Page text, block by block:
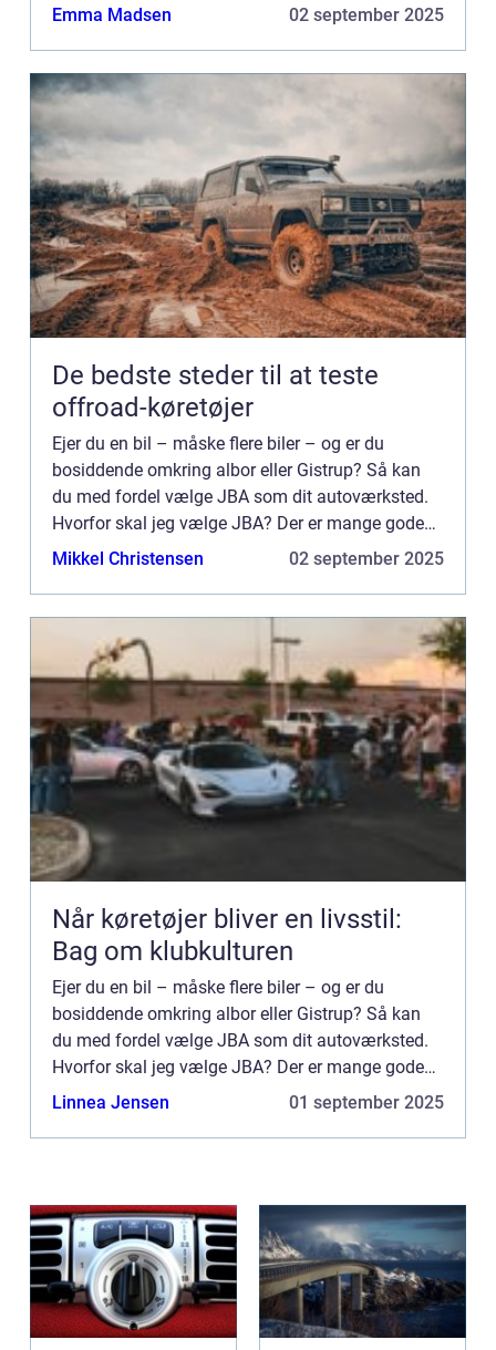
grunde til at væl...
Emma Madsen 02 september 2025
De bedste steder til at teste
offroad-køretøjer
Ejer du en bil – måske flere biler – og er du
bosiddende omkring albor eller Gistrup? Så kan
du med fordel vælge JBA som dit autoværksted.
Hvorfor skal jeg vælge JBA? Der er mange gode
grunde til at væl...
Mikkel Christensen 02 september 2025
Når køretøjer bliver en livsstil:
Bag om klubkulturen
Ejer du en bil – måske flere biler – og er du
bosiddende omkring albor eller Gistrup? Så kan
du med fordel vælge JBA som dit autoværksted.
Hvorfor skal jeg vælge JBA? Der er mange gode
grunde til at væl...
Linnea Jensen 01 september 2025